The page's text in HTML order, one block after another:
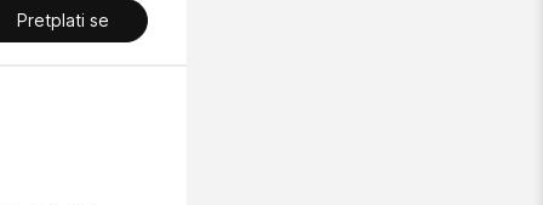
Pretplati se